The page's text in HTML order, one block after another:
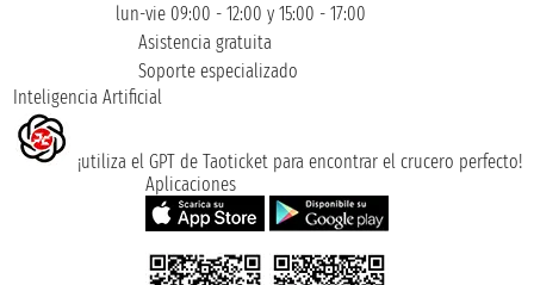
lun-vie 09:00 - 12:00 y 15:00 - 17:00
Asistencia gratuita
Soporte especializado
Inteligencia Artificial
¡utiliza el GPT de Taoticket para encontrar el crucero perfecto!
Aplicaciones